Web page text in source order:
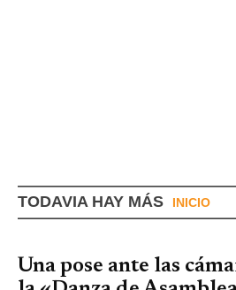
TODAVIA HAY MÁS INICIO
Una pose ante las